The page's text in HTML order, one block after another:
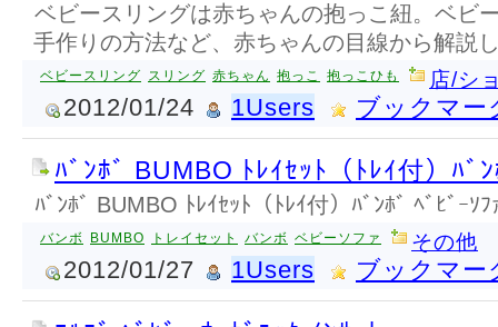
ベビースリングは赤ちゃんの抱っこ紐。ベビ
手作りの方法など、赤ちゃんの目線から解説
ベビースリング スリング 赤ちゃん 抱っこ 抱っこひも 店/シ
2012/01/24 1Users ブックマー
ﾊﾞﾝﾎﾞ BUMBO ﾄﾚｲｾｯﾄ（ﾄﾚｲ付）ﾊﾞ
ﾊﾞﾝﾎﾞ BUMBO ﾄﾚｲｾｯﾄ（ﾄﾚｲ付）ﾊﾞﾝﾎﾞ ﾍﾞﾋﾞｰｿﾌ
バンボ BUMBO トレイセット バンボ ベビーソファ その他
2012/01/27 1Users ブックマー